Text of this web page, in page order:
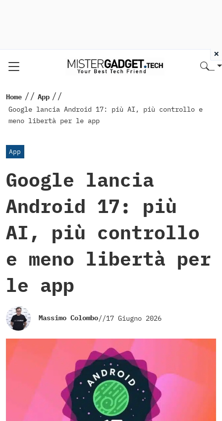
Home // App //
Google lancia Android 17: più AI, più controllo e
meno libertà per le app
App
Google lancia
Android 17: più
AI, più controllo
e meno libertà per
le app
Massimo Colombo//17 Giugno 2026
×